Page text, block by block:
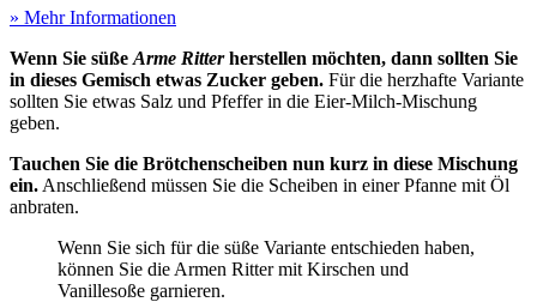
» Mehr Informationen
Wenn Sie süße Arme Ritterherstellen möchten, dann sollten Sie
in dieses Gemisch etwas Zucker geben. Für die herzhafte Variante
sollten Sie etwas Salz und Pfeffer in die Eier-Milch-Mischung
geben.
Tauchen Sie die Brötchenscheiben nun kurz in diese Mischung
ein. Anschließend müssen Sie die Scheiben in einer Pfanne mit Öl
anbraten.
Wenn Sie sich für die süße Variante entschieden haben,
können Sie die Armen Ritter mit Kirschen und
Vanillesoße garnieren.